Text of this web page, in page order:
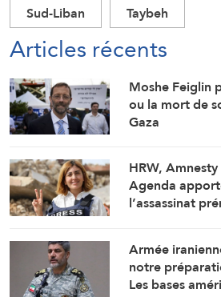
Sud-Liban
Taybeh
Articles récents
Moshe Feiglin
ou la mort de
Gaza
HRW,
Agenda
l’assassinat
Armée
notre
Les bases